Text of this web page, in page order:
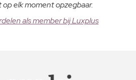
elk moment opzegbaar.
als member bij Luxplus